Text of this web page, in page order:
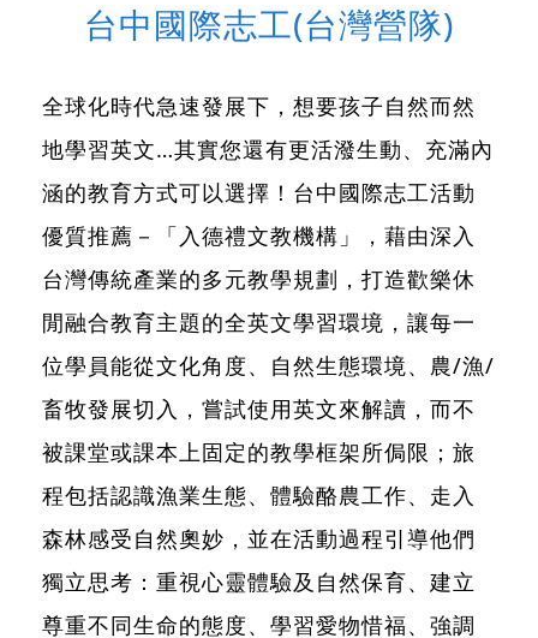
台中國際志工(台灣營隊)
全球化時代急速發展下，想要孩子自然而然
地學習英文…其實您還有更活潑生動、充滿內
涵的教育方式可以選擇！台中國際志工活動
優質推薦－「入德禮文教機構」，藉由深入
台灣傳統產業的多元教學規劃，打造歡樂休
閒融合教育主題的全英文學習環境，讓每一
位學員能從文化角度、自然生態環境、農/漁/
畜牧發展切入，嘗試使用英文來解讀，而不
被課堂或課本上固定的教學框架所侷限；旅
程包括認識漁業生態、體驗酪農工作、走入
森林感受自然奧妙，並在活動過程引導他們
獨立思考：重視心靈體驗及自然保育、建立
尊重不同生命的態度、學習愛物惜福、強調